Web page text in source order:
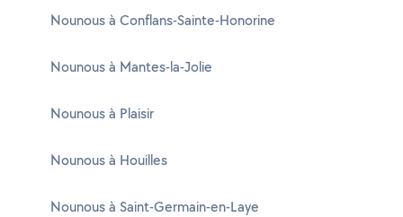
Nounous à Conflans-Sainte-Honorine
Nounous à Mantes-la-Jolie
Nounous à Plaisir
Nounous à Houilles
Nounous à Saint-Germain-en-Laye